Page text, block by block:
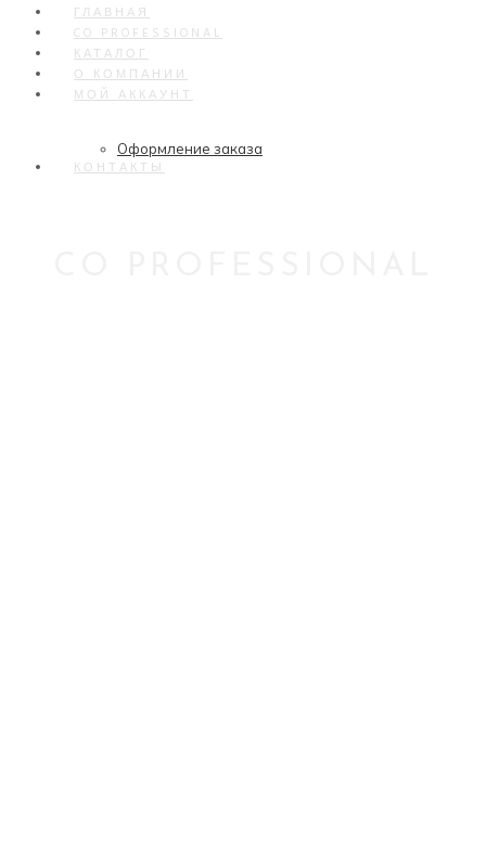
ГЛАВНАЯ
CO PROFESSIONAL
КАТАЛОГ
О КОМПАНИИ
МОЙ АККАУНТ
Оформление заказа
КОНТАКТЫ